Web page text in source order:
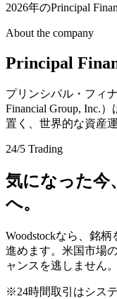
2026年のPrincipal
About the company
Principal
プリンシパル・フィ
Financial Group, Inc.
置く、世界的な資産
24/5 Trading
気になった今
へ。
Woodstockなら、銘
進めます。米国市場
ャンスを逃しません。
※24時間取引はシス